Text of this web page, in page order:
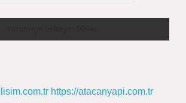
https://atacanyapi.com.tr